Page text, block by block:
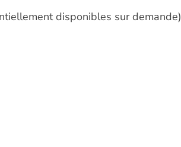
disponibles sur demande)